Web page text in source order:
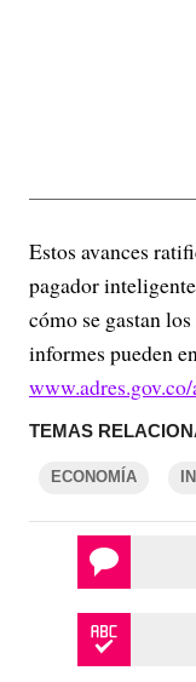
Estos avances
pagador
cómo se gastan
informes pueden
TEMAS
ECONOMÍA